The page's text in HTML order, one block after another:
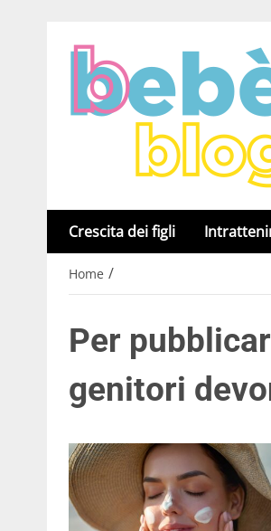
Crescita dei figli
Home /
Per
genitori